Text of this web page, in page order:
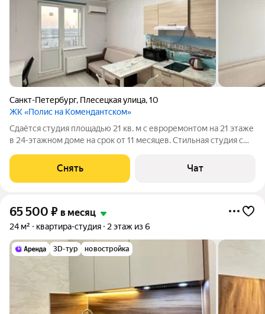
Санкт-Петербург, Плесецкая улица,10
ЖК «Полис на Комендантском»
Сдаётся студия площадью 21 кв. м с евроремонтом на 21 этаже
в 24-этажном доме на срок от 11 месяцев. Стильная студия с
выделяется на фоне за счёт интересного сочетания фактур и
текстур. Есть всё
Снять Чат
65 500 ₽ в месяц
24 м² квартира-студия 2 этаж из 6
3D-тур новостройка